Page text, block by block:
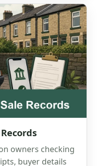
owners checking
buyer details